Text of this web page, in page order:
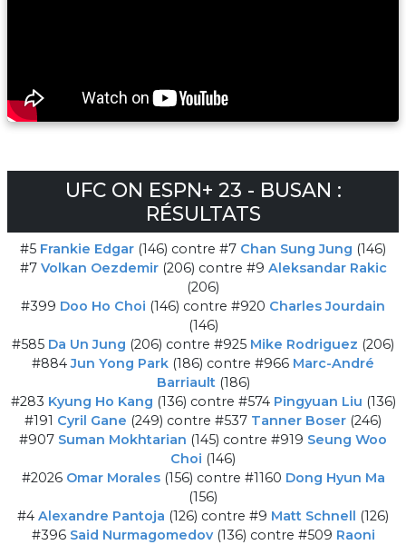
UFC ON ESPN+ 23 - BUSAN :
RÉSULTATS
#5 Frankie Edgar (146) contre #7 Chan Sung Jung (146)
#7 Volkan Oezdemir(206) contre #9 Aleksandar Rakic
(206)
#399 Doo Ho Choi (146) contre #920 Charles Jourdain
(146)
#585 Da Un Jung (206) contre #925 Mike Rodriguez (206)
#884 Jun Yong Park (186) contre #966 Marc-André
Barriault(186)
#283 Kyung Ho Kang (136) contre #574 Pingyuan Liu (136)
#191 Cyril Gane (249) contre #537 Tanner Boser (246)
#907 Suman Mokhtarian (145) contre #919 Seung Woo
Choi (146)
#2026 Omar Morales(156) contre #1160 Dong Hyun Ma
(156)
#4 Alexandre Pantoja (126) contre #9 Matt Schnell
(126)
#396 Said Nurmagomedov(136) contre #509 Raoni